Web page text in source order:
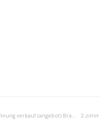
1-zimmer-wohnung verkauf (angebot) Bratislava III